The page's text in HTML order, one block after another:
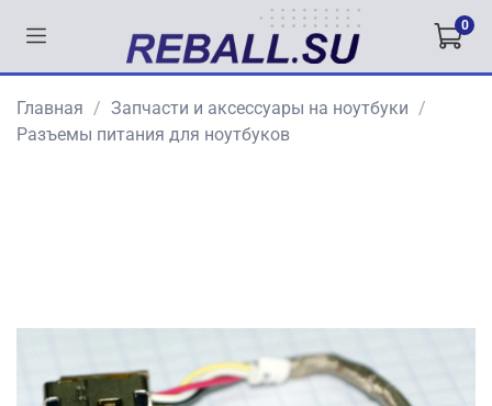
0
Главная
Запчасти и аксессуары на ноутбуки
Разъемы питания для ноутбуков